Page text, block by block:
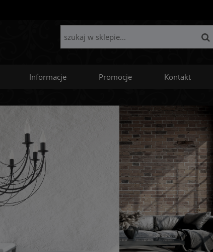
Informacje Promocje Kontakt